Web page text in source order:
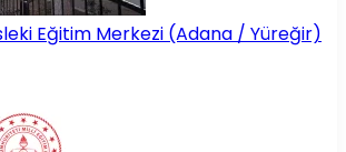
Eğitim Merkezi (Adana / Yüreğir)